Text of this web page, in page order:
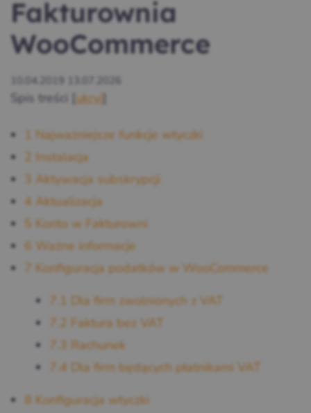
Fakturownia
WooCommerce
10.04.2019 13.07.2026
Spis treści ukryj
1 Najważniejsze funkcje wtyczki
2 Instalacja
3 Aktywacja subskrypcji
4 Aktualizacja
5 Konto w Fakturowni
6 Ważne informacje
7 Konfiguracja podatków w WooCommerce
7.1
Dla firm zwolnionych z VAT
7.2 Faktura bez VAT
7.3 Rachunek
7.4 Dla firm będących płatnikami VAT
8 Konfiguracja wtyczki